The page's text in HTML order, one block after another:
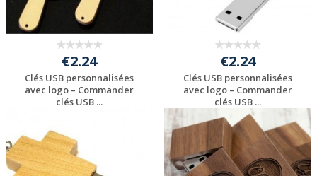
€2.24
Clés USB personnalisées
avec logo – Commander
clés USB ...
votre logo
€2.24
Clés USB personnalisées
avec logo – Commander
clés USB ...
Personnaliser avec
votre logo